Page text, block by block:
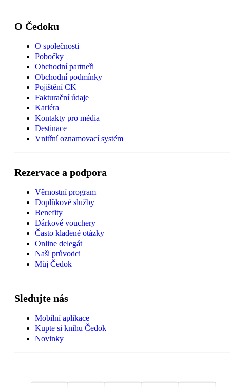
O Čedoku
O společnosti
Pobočky
Obchodní partneři
Obchodní podmínky
Pojištění CK
Fakturační údaje
Kariéra
Kontakty pro média
Destinace
Vnitřní oznamovací systém
Rezervace a podpora
Věrnostní program
Doplňkové služby
Benefity
Dárkové vouchery
Často kladené otázky
Online delegát
Naši průvodci
Můj Čedok
Sledujte nás
Mobilní aplikace
Kupte si knihu Čedok
Novinky